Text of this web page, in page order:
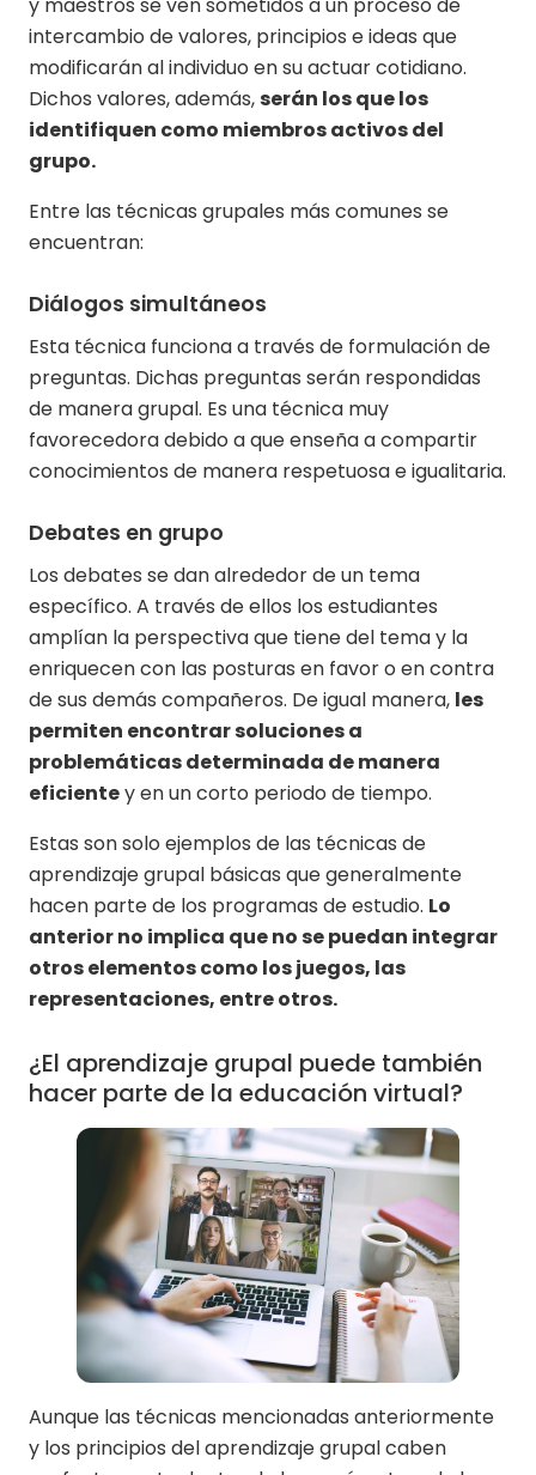
intercambio de valores, principios e ideas que
modificarán al individuo en su actuar cotidiano.
Dichos valores, además,serán los que los
identifiquen como miembros activos del
grupo.
Entre las técnicas grupales más comunes se
encuentran:
Diálogos simultáneos
Esta técnica funciona a través de formulación de
preguntas. Dichas preguntas serán respondidas
de manera grupal. Es una técnica muy
favorecedora debido a que enseña a compartir
conocimientos de manera respetuosa e igualitaria.
Debates en grupo
Los debates se dan alrededor de un tema
específico. A través de ellos los estudiantes
amplían la perspectiva que tiene del tema y la
enriquecen con las posturas en favor o en contra
de sus demás compañeros. De igual manera, les
permiten encontrar soluciones a
problemáticas determinada de manera
eficientey en un corto periodo de tiempo.
Estas son solo ejemplos de las técnicas de
aprendizaje grupal básicas que generalmente
hacen parte de los programas de estudio. Lo
anterior no implica que no se puedan integrar
otros elementos como los juegos, las
representaciones, entre otros.
¿El aprendizaje grupal puede también
hacer parte de la educación virtual?
Aunque las técnicas mencionadas anteriormente
y los principios del aprendizaje grupal caben